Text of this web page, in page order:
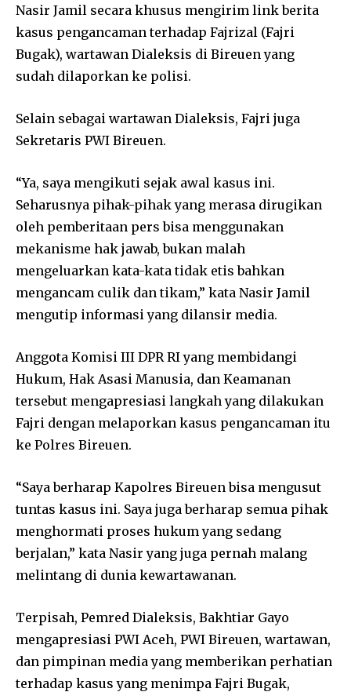
Nasir Jamil secara khusus mengirim link berita
kasus pengancaman terhadap Fajrizal (Fajri
Bugak), wartawan Dialeksis di Bireuen yang
sudah dilaporkan ke polisi.
Selain sebagai wartawan Dialeksis, Fajri juga
Sekretaris PWI Bireuen.
“Ya, saya mengikuti sejak awal kasus ini.
Seharusnya pihak-pihak yang merasa dirugikan
oleh pemberitaan pers bisa menggunakan
mekanisme hak jawab, bukan malah
mengeluarkan kata-kata tidak etis bahkan
mengancam culik dan tikam,” kata Nasir Jamil
mengutip informasi yang dilansir media.
Anggota Komisi III DPR RI yang membidangi
Hukum, Hak Asasi Manusia, dan Keamanan
tersebut mengapresiasi langkah yang dilakukan
Fajri dengan melaporkan kasus pengancaman itu
ke Polres Bireuen.
“Saya berharap Kapolres Bireuen bisa mengusut
tuntas kasus ini. Saya juga berharap semua pihak
menghormati proses hukum yang sedang
berjalan,” kata Nasir yang juga pernah malang
melintang di dunia kewartawanan.
Terpisah, Pemred Dialeksis, Bakhtiar Gayo
mengapresiasi PWI Aceh, PWI Bireuen, wartawan,
dan pimpinan media yang memberikan perhatian
terhadap kasus yang menimpa Fajri Bugak,